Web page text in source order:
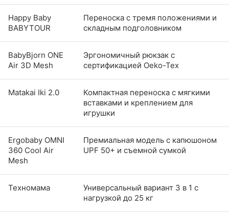
Happy Baby
BABYTOUR
Переноска с тремя положениями и
складным подголовником
BabyBjorn ONE
Air 3D Mesh
Эргономичный рюкзак с
сертификацией Oeko-Tex
Matakai Iki 2.0
Компактная переноска с мягкими
вставками и креплением для
игрушки
Ergobaby OMNI
360 Cool Air
Mesh
Премиальная модель с капюшоном
UPF 50+ и съемной сумкой
Техномама
Универсальный вариант 3 в 1 с
нагрузкой до 25 кг